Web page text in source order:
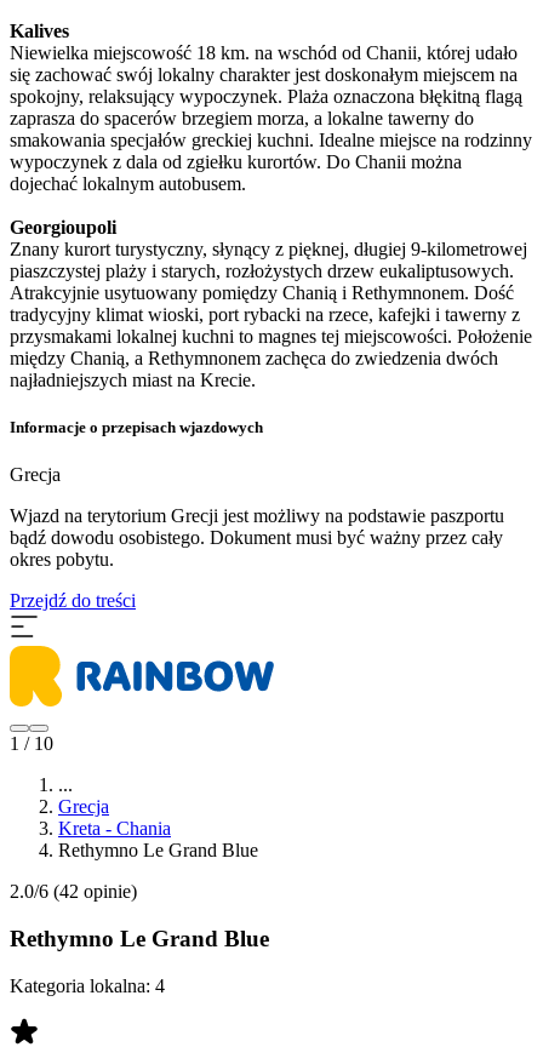
Kalives
Niewielka miejscowość 18 km. na wschód od Chanii, której udało
się zachować swój lokalny charakter jest doskonałym miejscem na
spokojny, relaksujący wypoczynek. Plaża oznaczona błękitną flagą
zaprasza do spacerów brzegiem morza, a lokalne tawerny do
smakowania specjałów greckiej kuchni. Idealne miejsce na rodzinny
wypoczynek z dala od zgiełku kurortów. Do Chanii można
dojechać lokalnym autobusem.
Georgioupoli
Znany kurort turystyczny, słynący z pięknej, długiej 9-kilometrowej
piaszczystej plaży i starych, rozłożystych drzew eukaliptusowych.
Atrakcyjnie usytuowany pomiędzy Chanią i Rethymnonem. Dość
tradycyjny klimat wioski, port rybacki na rzece, kafejki i tawerny z
przysmakami lokalnej kuchni to magnes tej miejscowości. Położenie
między Chanią, a Rethymnonem zachęca do zwiedzenia dwóch
najładniejszych miast na Krecie.
Informacje o przepisach wjazdowych
Grecja
Wjazd na terytorium Grecji jest możliwy na podstawie paszportu
bądź dowodu osobistego. Dokument musi być ważny przez cały
okres pobytu.
Przejdź do treści
1 / 10
...
Grecja
Kreta - Chania
Rethymno Le Grand Blue
2.0/6 (42 opinie)
Rethymno Le Grand Blue
Kategoria lokalna: 4